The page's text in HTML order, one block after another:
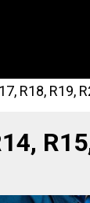
R18, R19,